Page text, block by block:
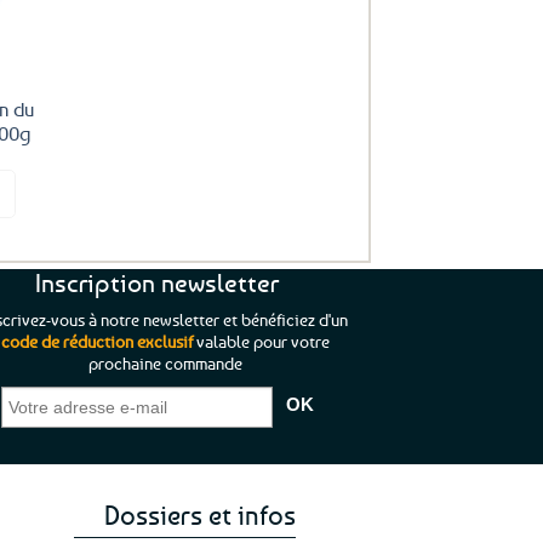
du
je pouvais pas
;)
mon achat et
rien”Jade C.
“C’est agréable et tout aussi rassurant
de constater qu’il n’y a pas de petite
commande, mais un client à satisfaire.”
Inscription newsletter
vous à notre newsletter et bénéficiez d'un
code de réduction exclusifvalable pour votre
prochaine commande
Dossiers et infos